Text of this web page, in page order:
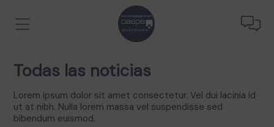
Todas las noticias
Lorem ipsum dolor sit amet consectetur. Vel dui lacinia id
ut at nibh. Nulla lorem massa vel suspendisse sed
bibendum euismod.